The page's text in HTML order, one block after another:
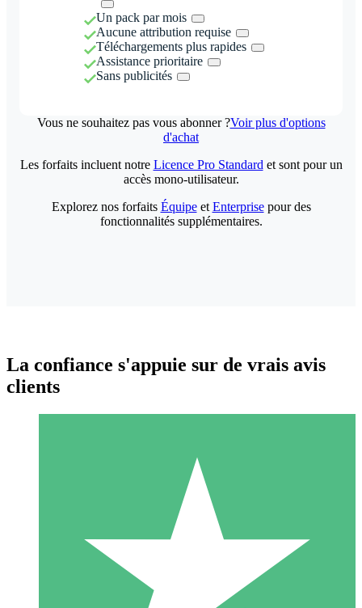
Un pack par mois
Aucune attribution requise
Téléchargements plus rapides
Assistance prioritaire
Sans publicités
Vous ne souhaitez pas vous abonner ?Voir plus d'options
d'achat
Packs de Crédits Individuels
Payez à l'utilisation avec des crédits de téléchargement. Sans
1 Téléchargement
Les forfaits incluent notre Licence Pro Standard et sont pour un
accès mono-utilisateur.
Explorez nos forfaits Équipeet Enterprisepour des
fonctionnalités supplémentaires.
La confiance s'appuie sur de vrais avis
clients